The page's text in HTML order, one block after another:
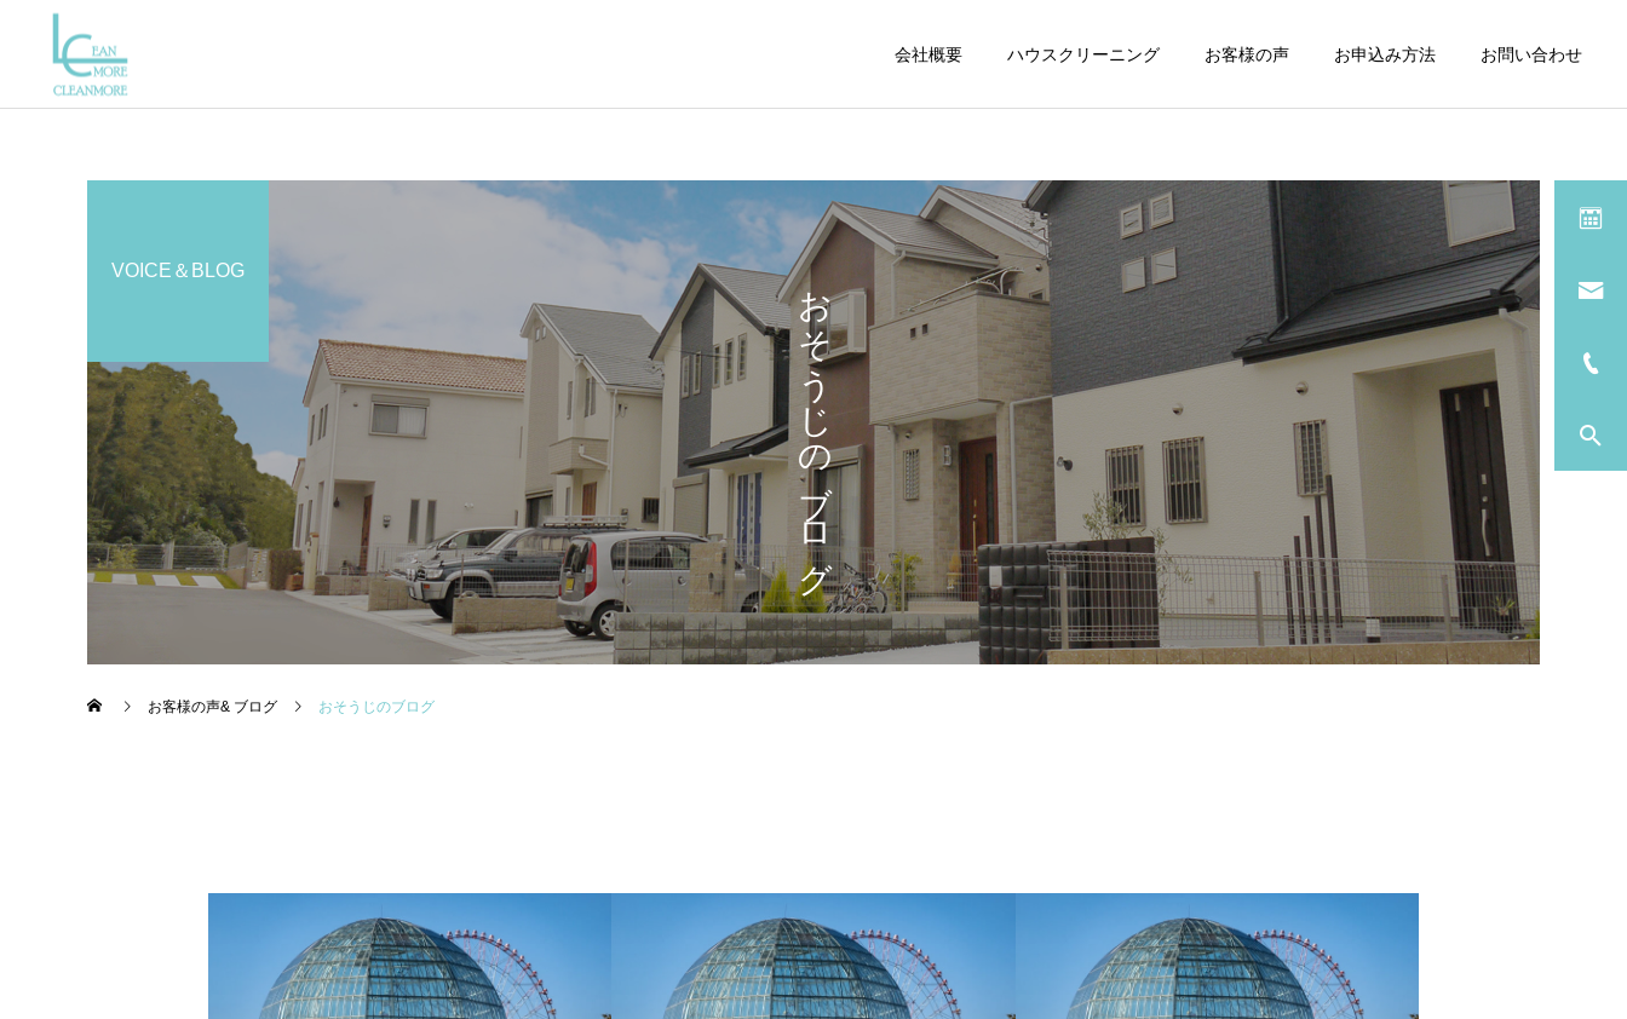
会社概要 ハウスクリーニング お客様の声 お申込み方法 お問い合わせ
サービス一覧
換気扇 キッチン
洗面所 窓・サッシ
はにゃ？
おそうじのブログ
横浜市太田町
おそうじのブログ
横浜市太田町
おそうじのブログ
行田市から松戸へ
おそうじのブログ
行田市草刈り
おそうじのブログ
VOICE＆BLOG
お客様の声& ブログ おそうじのブログ